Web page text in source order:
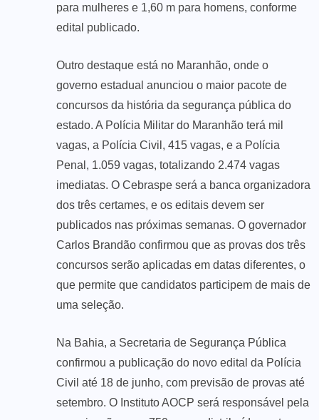
para mulheres e 1,60 m para homens, conforme
edital publicado.
Outro destaque está no Maranhão, onde o
governo estadual anunciou o maior pacote de
concursos da história da segurança pública do
estado. A Polícia Militar do Maranhão terá mil
vagas, a Polícia Civil, 415 vagas, e a Polícia
Penal, 1.059 vagas, totalizando 2.474 vagas
imediatas. O Cebraspe será a banca organizadora
dos três certames, e os editais devem ser
publicados nas próximas semanas. O governador
Carlos Brandão confirmou que as provas dos três
concursos serão aplicadas em datas diferentes, o
que permite que candidatos participem de mais de
uma seleção.
Na Bahia, a Secretaria de Segurança Pública
confirmou a publicação do novo edital da Polícia
Civil até 18 de junho, com previsão de provas até
setembro. O Instituto AOCP será responsável pela